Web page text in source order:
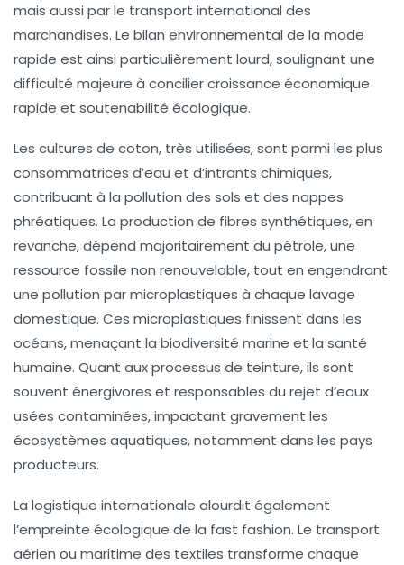
mais aussi par le transport international des
marchandises. Le bilan environnemental de la mode
rapide est ainsi particulièrement lourd, soulignant une
difficulté majeure à concilier croissance économique
rapide et soutenabilité écologique.
Les cultures de coton, très utilisées, sont parmi les plus
consommatrices d’eau et d’intrants chimiques,
contribuant à la pollution des sols et des nappes
phréatiques. La production de fibres synthétiques, en
revanche, dépend majoritairement du pétrole, une
ressource fossile non renouvelable, tout en engendrant
une pollution par microplastiques à chaque lavage
domestique. Ces microplastiques finissent dans les
océans, menaçant la biodiversité marine et la santé
humaine. Quant aux processus de teinture, ils sont
souvent énergivores et responsables du rejet d’eaux
usées contaminées, impactant gravement les
écosystèmes aquatiques, notamment dans les pays
producteurs.
La logistique internationale alourdit également
l’empreinte écologique de la fast fashion. Le transport
aérien ou maritime des textiles transforme chaque